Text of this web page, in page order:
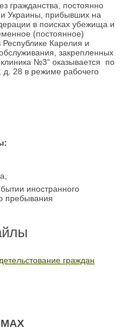
гражданства, постоянно
Украины, прибывших на
в поисках убежища и
(постоянное)
Карелия и
закрепленных
№3“ оказывается по
д. 28 в режиме рабочего
иностранного
пребывания
граждан